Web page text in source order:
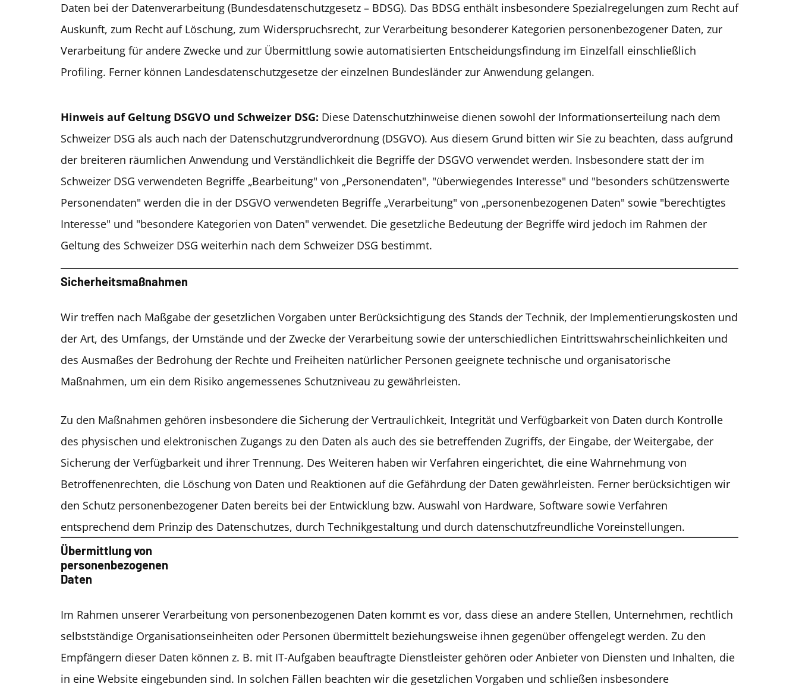
Daten bei der Datenverarbeitung (Bundesdatenschutzgesetz – BDSG). Das BDSG enthält insbesondere Spezialregelungen zum Recht auf
Auskunft, zum Recht auf Löschung, zum Widerspruchsrecht, zur Verarbeitung besonderer Kategorien personenbezogener Daten, zur
Verarbeitung für andere Zwecke und zur Übermittlung sowie automatisierten Entscheidungsfindung im Einzelfall einschließlich
Profiling. Ferner können Landesdatenschutzgesetze der einzelnen Bundesländer zur Anwendung gelangen.
Hinweis auf Geltung DSGVO und Schweizer DSG: Diese Datenschutzhinweise dienen sowohl der Informationserteilung nach dem
Schweizer DSG als auch nach der Datenschutzgrundverordnung (DSGVO). Aus diesem Grund bitten wir Sie zu beachten, dass aufgrund
der breiteren räumlichen Anwendung und Verständlichkeit die Begriffe der DSGVO verwendet werden. Insbesondere statt der im
Schweizer DSG verwendeten Begriffe „Bearbeitung" von „Personendaten", "überwiegendes Interesse" und "besonders schützenswerte
Personendaten" werden die in der DSGVO verwendeten Begriffe „Verarbeitung" von „personenbezogenen Daten" sowie "berechtigtes
Interesse" und "besondere Kategorien von Daten" verwendet. Die gesetzliche Bedeutung der Begriffe wird jedoch im Rahmen der
Geltung des Schweizer DSG weiterhin nach dem Schweizer DSG bestimmt.
Sicherheitsmaßnahmen
Wir treffen nach Maßgabe der gesetzlichen Vorgaben unter Berücksichtigung des Stands der Technik, der Implementierungskosten und
der Art, des Umfangs, der Umstände und der Zwecke der Verarbeitung sowie der unterschiedlichen Eintrittswahrscheinlichkeiten und
des Ausmaßes der Bedrohung der Rechte und Freiheiten natürlicher Personen geeignete technische und organisatorische
Maßnahmen, um ein dem Risiko angemessenes Schutzniveau zu gewährleisten.
Zu den Maßnahmen gehören insbesondere die Sicherung der Vertraulichkeit, Integrität und Verfügbarkeit von Daten durch Kontrolle
des physischen und elektronischen Zugangs zu den Daten als auch des sie betreffenden Zugriffs, der Eingabe, der Weitergabe, der
Sicherung der Verfügbarkeit und ihrer Trennung. Des Weiteren haben wir Verfahren eingerichtet, die eine Wahrnehmung von
Betroffenenrechten, die Löschung von Daten und Reaktionen auf die Gefährdung der Daten gewährleisten. Ferner berücksichtigen wir
den Schutz personenbezogener Daten bereits bei der Entwicklung bzw. Auswahl von Hardware, Software sowie Verfahren
entsprechend dem Prinzip des Datenschutzes, durch Technikgestaltung und durch datenschutzfreundliche Voreinstellungen.
Übermittlung von
personenbezogenen
Daten
Im Rahmen unserer Verarbeitung von personenbezogenen Daten kommt es vor, dass diese an andere Stellen, Unternehmen, rechtlich
selbstständige Organisationseinheiten oder Personen übermittelt beziehungsweise ihnen gegenüber offengelegt werden. Zu den
Empfängern dieser Daten können z. B. mit IT-Aufgaben beauftragte Dienstleister gehören oder Anbieter von Diensten und Inhalten, die
in eine Website eingebunden sind. In solchen Fällen beachten wir die gesetzlichen Vorgaben und schließen insbesondere